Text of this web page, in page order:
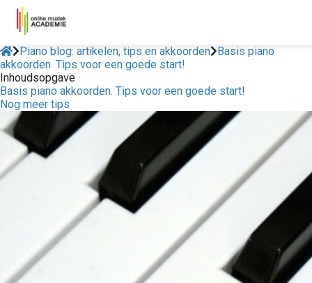
Piano blog: artikelen, tips en akkoorden
Basis piano
akkoorden. Tips voor een goede start!
Inhoudsopgave
Basis piano akkoorden. Tips voor een goede start!
Nog meer tips